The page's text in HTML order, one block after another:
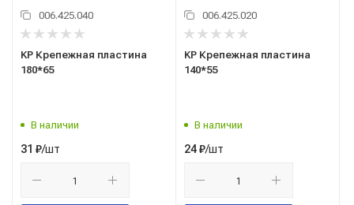
006.425.040
KP Крепежная пластина
180*65
В наличии
31 ₽/шт
006.425.020
KP Крепежная пластина
140*55
В наличии
24₽/шт